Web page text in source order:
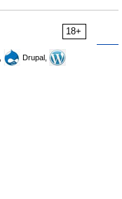
18+
Drupal,